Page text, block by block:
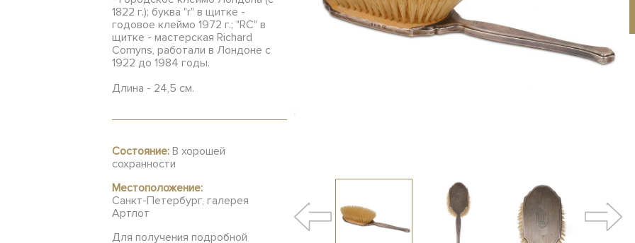
1822 г.); буква "r" в щитке -
годовое клеймо 1972 г.; "RC" в
щитке - мастерская Richard
Comyns, работали в Лондоне с
1922 до 1984 годы.
Длина - 24,5 см.
Состояние: В хорошей
сохранности
Местоположение:
Санкт-Петербург, галерея
Артлот
Для получения подробной